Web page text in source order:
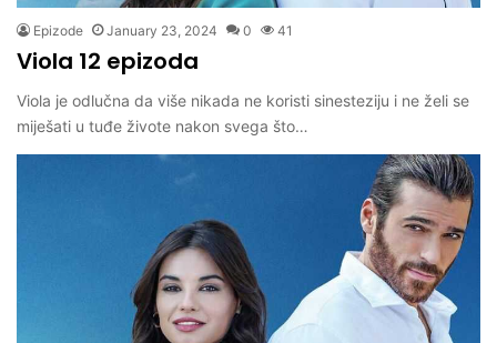
Epizode January 23, 2024 0 41
Viola 12 epizoda
Viola je odlučna da više nikada ne koristi sinesteziju i ne želi se
miješati u tuđe živote nakon svega što…